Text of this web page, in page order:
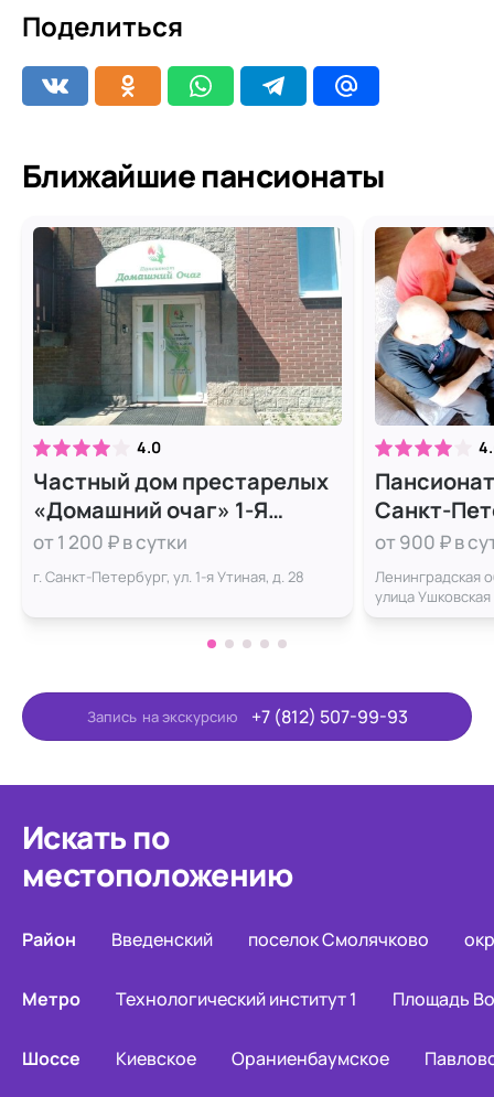
Поделиться
Ближайшие пансионаты
4.0
Частный дом престарелых
«Домашний очаг» 1-Я
Утиная улица
от 1 200 ₽ в сутки
г. Санкт-Петербург, ул. 1-я Утиная, д. 28
Санкт-
от 900 ₽ в
Ленинградская
улица Ушковская
Запись на экскурсию +7 (812) 507-99-93
Искать по
местоположению
Район Введенский поселок Смолячково
Метро Технологический институт 1 Площадь
Шоссе Киевское Ораниенбаумское